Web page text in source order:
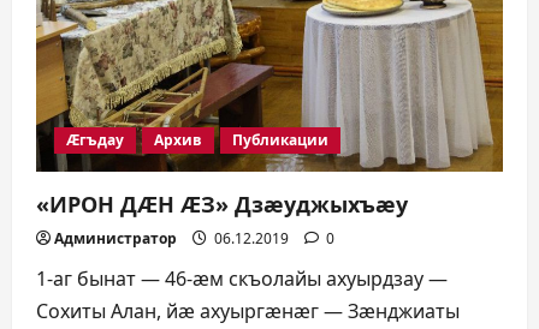
Æгъдау Архив Публикации
«ИРОН ДÆН ÆЗ» Дзæуджыхъæу
Администратор 06.12.2019 0
1-аг бынат — 46-æм скъолайы ахуырдзау —
Сохиты Алан, йæ ахуыргæнæг — Зæнджиаты